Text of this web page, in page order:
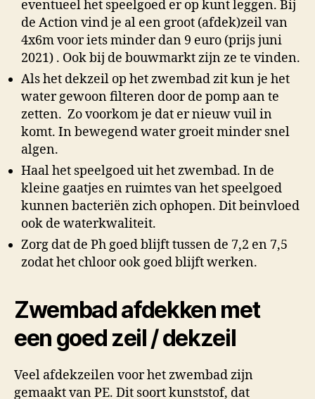
eventueel het speelgoed er op kunt leggen. Bij
de Action vind je al een groot (afdek)zeil van
4x6m voor iets minder dan 9 euro (prijs juni
2021) . Ook bij de bouwmarkt zijn ze te vinden.
Als het dekzeil op het zwembad zit kun je het
water gewoon filteren door de pomp aan te
zetten. Zo voorkom je dat er nieuw vuil in
komt. In bewegend water groeit minder snel
algen.
Haal het speelgoed uit het zwembad. In de
kleine gaatjes en ruimtes van het speelgoed
kunnen bacteriën zich ophopen. Dit beinvloed
ook de waterkwaliteit.
Zorg dat de Ph goed blijft tussen de 7,2 en 7,5
zodat het chloor ook goed blijft werken.
Zwembad afdekken met
een goed zeil / dekzeil
Veel afdekzeilen voor het zwembad zijn
gemaakt van PE. Dit soort kunststof, dat